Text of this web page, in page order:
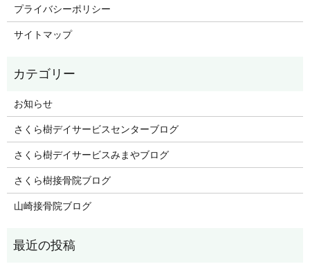
プライバシーポリシー
サイトマップ
お知らせ
さくら樹デイサービスセンターブログ
さくら樹デイサービスみまやブログ
さくら樹接骨院ブログ
山崎接骨院ブログ